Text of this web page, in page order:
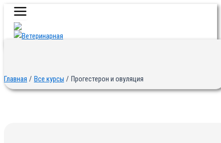
Перейти
содержимому
Main
Menu
Главная Все курсы Прогестерон и овуляция